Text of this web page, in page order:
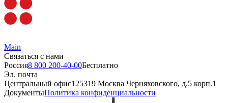
Main
Связаться с нами
Россия8 800 200-40-00Бесплатно
Эл. почта
Центральный офис125319 Москва Черняховского, д.5 корп.1
ДокументыПолитика конфиденциальности